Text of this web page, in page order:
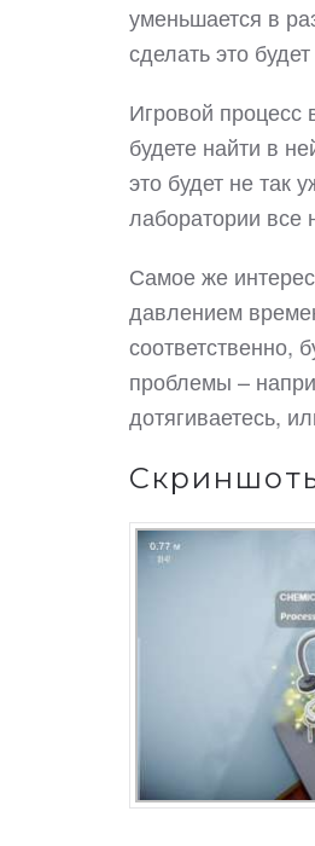
уменьшается в
сделать это
Игровой процесс
будете найти в
это будет не так
лаборатории все
Самое же
давлением
соответственно,
проблемы –
дотягиваетесь,